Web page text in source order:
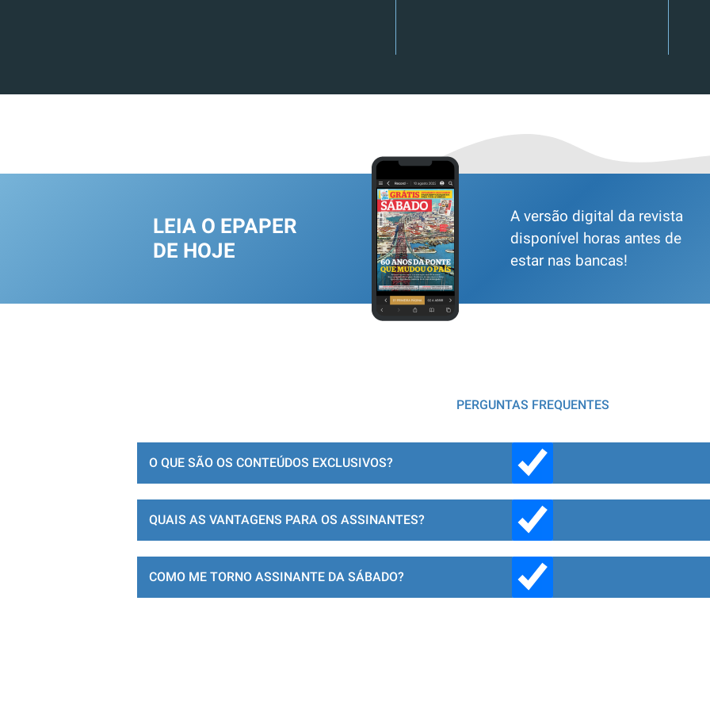
LEIA O EPAPER
DE HOJE
A versão digital da revista
disponível horas antes de
estar nas bancas!
PERGUNTAS FREQUENTES
O QUE SÃO OS CONTEÚDOS EXCLUSIVOS?
QUAIS AS VANTAGENS PARA OS ASSINANTES?
COMO ME TORNO ASSINANTE DA SÁBADO?